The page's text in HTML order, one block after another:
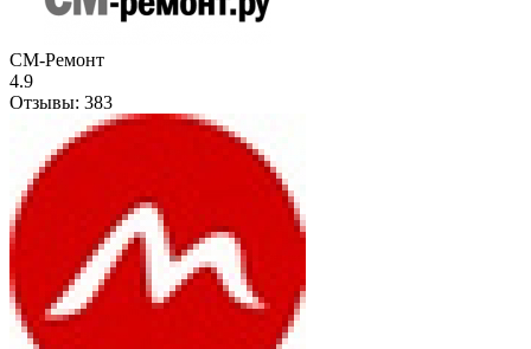
СМ-Ремонт
4.9
Отзывы: 383